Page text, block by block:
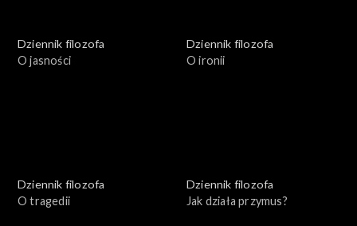
Dziennik filozofa
O jasności
Dziennik filozofa
O ironii
Dziennik filozofa
O tragedii
Dziennik filozofa
Jak działa przymus?